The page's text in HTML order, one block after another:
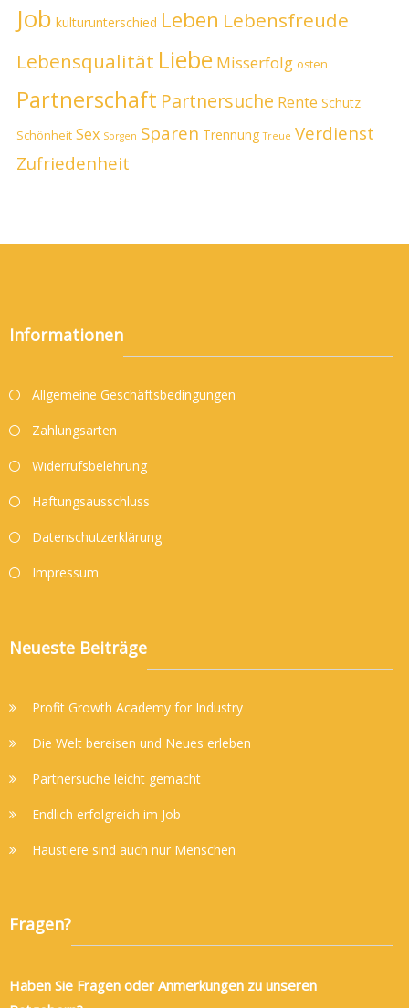
Job kulturunterschied Leben Lebensfreude
Lebensqualität Liebe Misserfolg osten
Partnerschaft Partnersuche Rente Schutz
Schönheit Sex Sorgen Sparen Trennung Treue Verdienst
Zufriedenheit
Informationen
Allgemeine Geschäftsbedingungen
Zahlungsarten
Widerrufsbelehrung
Haftungsausschluss
Datenschutzerklärung
Impressum
Neueste Beiträge
Profit Growth Academy for Industry
Die Welt bereisen und Neues erleben
Partnersuche leicht gemacht
Endlich erfolgreich im Job
Haustiere sind auch nur Menschen
Fragen?
Haben Sie Fragen oder Anmerkungen zu unseren